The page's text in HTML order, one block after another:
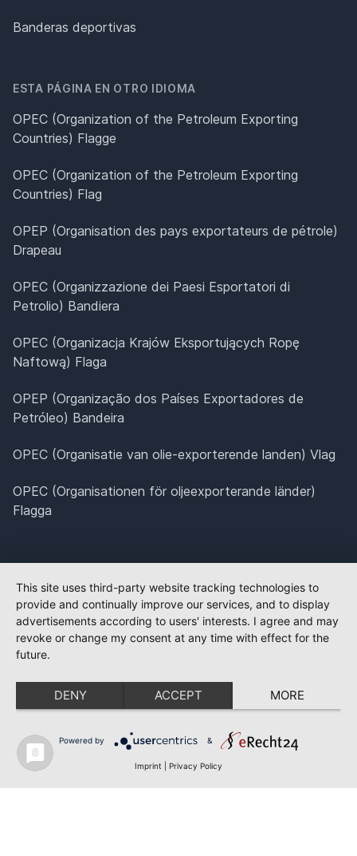
Banderas deportivas
ESTA PÁGINA EN OTRO IDIOMA
OPEC (Organization of the Petroleum Exporting
Countries) Flagge
OPEC (Organization of the Petroleum Exporting
Countries) Flag
OPEP (Organisation des pays exportateurs de pétrole)
Drapeau
OPEC (Organizzazione dei Paesi Esportatori di
Petrolio) Bandiera
OPEC (Organizacja Krajów Eksportujących Ropę
Naftową) Flaga
OPEP (Organização dos Países Exportadores de
Petróleo) Bandeira
OPEC (Organisatie van olie-exporterende landen) Vlag
OPEC (Organisationen för oljeexporterande länder)
Flagga
This site uses third-party website tracking technologies to
provide and continually improve our services, and to display
advertisements according to users' interests. I agree and may
revoke or change my consent at any time with effect for the
future.
DENY ACCEPT MORE
Powered by &
Imprint Privacy Policy